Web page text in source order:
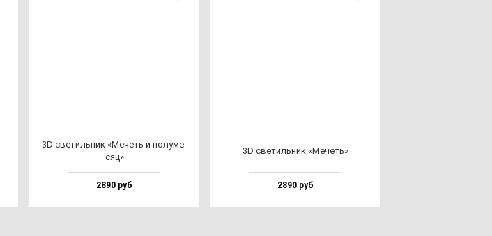
3D све­тиль­ник «Мечеть и по­лу­ме­
сяц»
2890 руб
3D све­тиль­ник «Мечеть»
2890 руб